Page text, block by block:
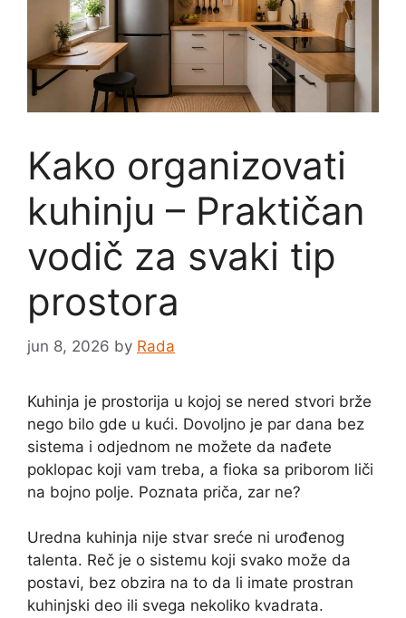
Kako organizovati
kuhinju – Praktičan
vodič za svaki tip
prostora
jun 8, 2026 by Rada
Kuhinja je prostorija u kojoj se nered stvori brže
nego bilo gde u kući. Dovoljno je par dana bez
sistema i odjednom ne možete da nađete
poklopac koji vam treba, a fioka sa priborom liči
na bojno polje. Poznata priča, zar ne?
Uredna kuhinja nije stvar sreće ni urođenog
talenta. Reč je o sistemu koji svako može da
postavi, bez obzira na to da li imate prostran
kuhinjski deo ili svega nekoliko kvadrata.